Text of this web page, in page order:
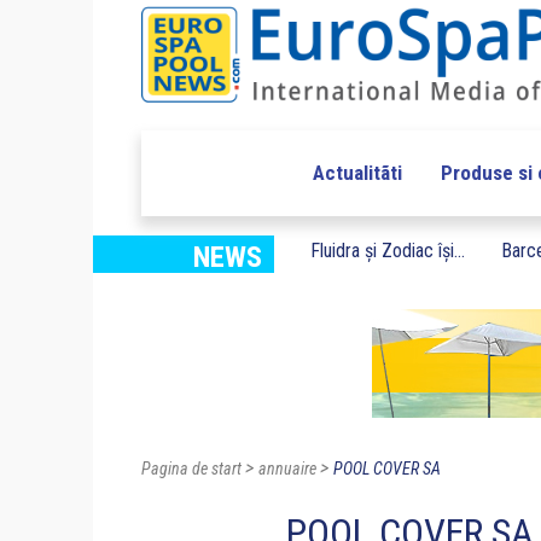
Actualitãti Produse si
NEWS Fluidra și Zodiac își...
Pagina de start> annuaire> POOL COVER SA